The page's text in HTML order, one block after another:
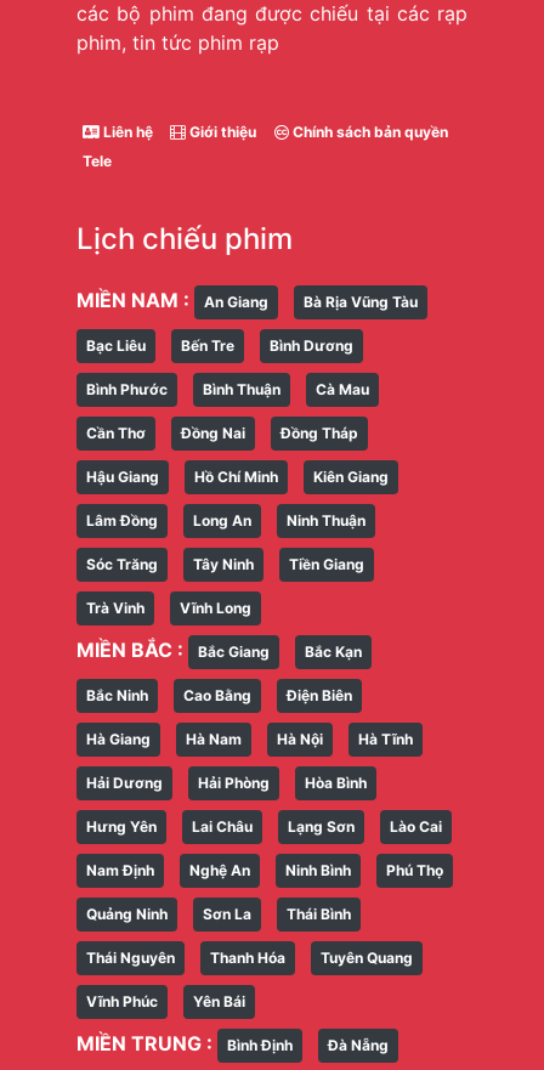
các bộ phim đang được chiếu tại các rạp
phim, tin tức phim rạp
Liên hệ Giới thiệu
Chính sách bản quyền
Tele
Lịch chiếu phim
MIỀN NAM : An Giang Bà Rịa Vũng Tàu
Bạc Liêu Bến Tre Bình Dương
Bình Phước Bình Thuận Cà Mau
Cần Thơ Đồng Nai Đồng Tháp
Hậu Giang Hồ Chí Minh Kiên Giang
Lâm Đồng Long An Ninh Thuận
Sóc Trăng Tây Ninh Tiền Giang
Trà Vinh Vĩnh Long
MIỀN BẮC : Bắc Giang Bắc Kạn
Bắc Ninh Cao Bằng Điện Biên
Hà Giang Hà Nam Hà Nội Hà Tĩnh
Hải Dương Hải Phòng Hòa Bình
Hưng Yên Lai Châu Lạng Sơn Lào Cai
Nam Định Nghệ An Ninh Bình Phú Thọ
Quảng Ninh Sơn La Thái Bình
Thái Nguyên Thanh Hóa Tuyên Quang
Vĩnh Phúc Yên Bái
MIỀN TRUNG : Bình Định Đà Nẵng